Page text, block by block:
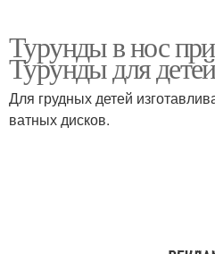
Турунды в нос
Турунды для детей
Для грудных детей
ватных дисков.